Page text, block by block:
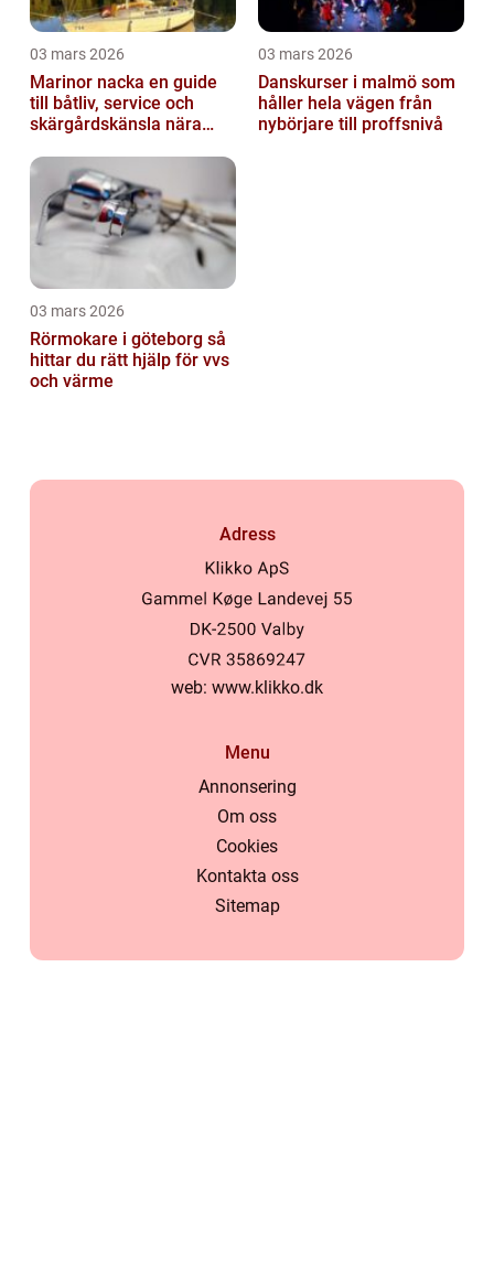
03 mars 2026
Marinor nacka en guide
till båtliv, service och
skärgårdskänsla nära
03 mars 2026
Danskurser i malmö som
håller hela vägen från
nybörjare till proffsnivå
03 mars 2026
Rörmokare i göteborg så
hittar du rätt hjälp för vvs
och värme
Adress
web: www.klikko.dk
Menu
Annonsering
Om oss
Cookies
Kontakta oss
Sitemap